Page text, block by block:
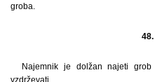
groba.
Najemnik je dolžan najeti
vzdrževati.